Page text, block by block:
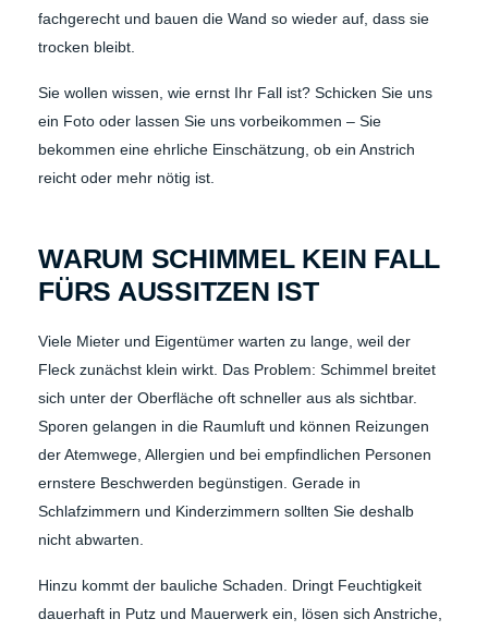
fachgerecht und bauen die Wand so wieder auf, dass sie
trocken bleibt.
Sie wollen wissen, wie ernst Ihr Fall ist? Schicken Sie uns
ein Foto oder lassen Sie uns vorbeikommen – Sie
bekommen eine ehrliche Einschätzung, ob ein Anstrich
reicht oder mehr nötig ist.
WARUM SCHIMMEL KEIN FALL
FÜRS AUSSITZEN IST
Viele Mieter und Eigentümer warten zu lange, weil der
Fleck zunächst klein wirkt. Das Problem: Schimmel breitet
sich unter der Oberfläche oft schneller aus als sichtbar.
Sporen gelangen in die Raumluft und können Reizungen
der Atemwege, Allergien und bei empfindlichen Personen
ernstere Beschwerden begünstigen. Gerade in
Schlafzimmern und Kinderzimmern sollten Sie deshalb
nicht abwarten.
Hinzu kommt der bauliche Schaden. Dringt Feuchtigkeit
dauerhaft in Putz und Mauerwerk ein, lösen sich Anstriche,